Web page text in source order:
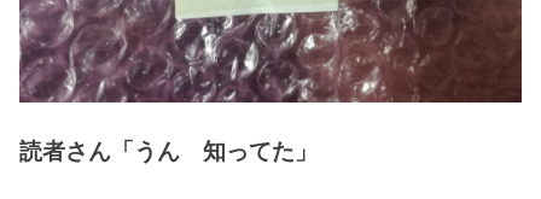
読者さん「うん 知ってた」